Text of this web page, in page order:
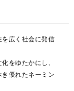
を広く社会に発信
をゆたかにし、
優れたネーミン